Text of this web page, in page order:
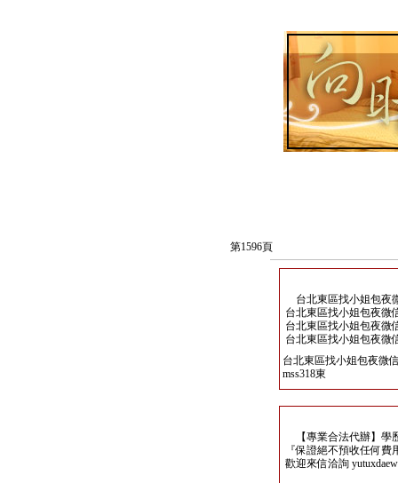
第1596頁
台北東區找小姐包夜
台北東區找小姐包夜微
台北東區找小姐包夜微
台北東區找小姐包夜微
台北東區找小姐包夜微
mss318東
【專業合法代辦】學
『保證絕不預收任何
歡迎來信洽詢